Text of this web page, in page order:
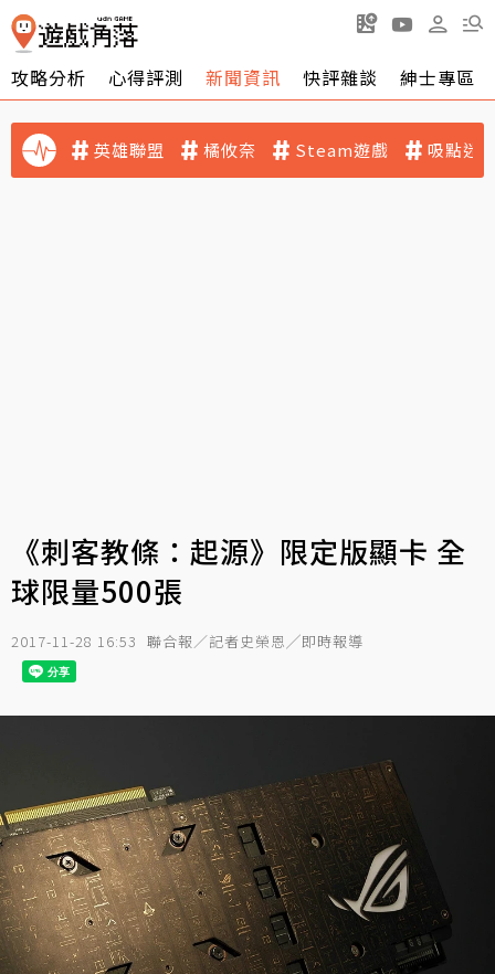
攻略分析 心得評測 新聞資訊 快評雜談 紳士專區
英雄聯盟 橘攸奈 Steam遊戲 吸點迷
《刺客教條：起源》限定版顯卡 全
球限量500張
2017-11-28 16:53 聯合報／記者史榮恩╱即時報導